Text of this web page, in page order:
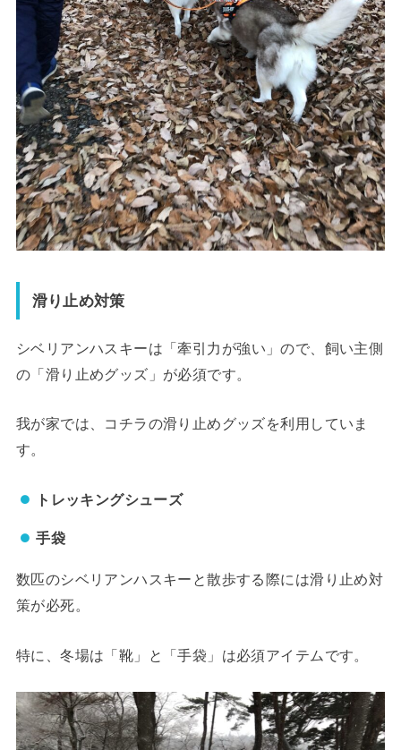
滑り止め対策
シベリアンハスキーは 「牽引力が強い」ので、 飼い主側
の「滑り止めグッズ」 が必須です。
我が家では、コチラの滑り止めグッズを利用していま
す。
トレッキングシューズ
手袋
数匹のシベリアンハスキーと散歩する際には滑り止め対
策が必死。
特に、冬場は「靴」と「手袋」は必須アイテムです。